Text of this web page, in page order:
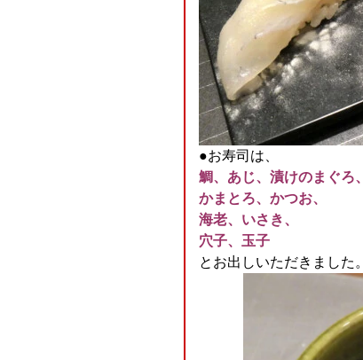
●お寿司は、
鯛、あじ、漬けのまぐろ、
かまとろ、かつお、
海老、いさき、
穴子、玉子
とお出しいただきました。